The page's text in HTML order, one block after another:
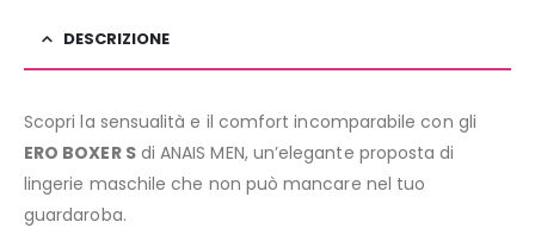
DESCRIZIONE
Scopri la sensualità e il comfort incomparabile con gli
ERO BOXER Sdi ANAIS MEN, un’elegante proposta di
lingerie maschile che non può mancare nel tuo
guardaroba.